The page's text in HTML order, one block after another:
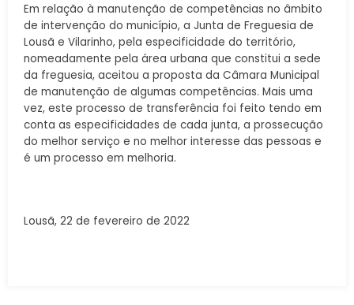
Em relação à manutenção de competências no âmbito
de intervenção do município, a Junta de Freguesia de
Lousã e Vilarinho, pela especificidade do território,
nomeadamente pela área urbana que constitui a sede
da freguesia, aceitou a proposta da Câmara Municipal
de manutenção de algumas competências. Mais uma
vez, este processo de transferência foi feito tendo em
conta as especificidades de cada junta, a prossecução
do melhor serviço e no melhor interesse das pessoas e
é um processo em melhoria.
Lousã, 22 de fevereiro de 2022